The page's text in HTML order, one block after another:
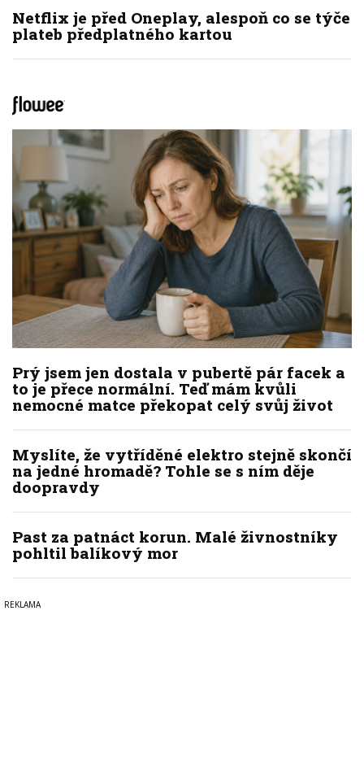
Netflix je před Oneplay, alespoň co se týče
plateb předplatného kartou
Prý jsem jen dostala v pubertě pár facek a
to je přece normální. Teď mám kvůli
nemocné matce překopat celý svůj život
Myslíte, že vytříděné elektro stejně skončí
na jedné hromadě? Tohle se s ním děje
doopravdy
Past za patnáct korun. Malé živnostníky
pohltil balíkový mor